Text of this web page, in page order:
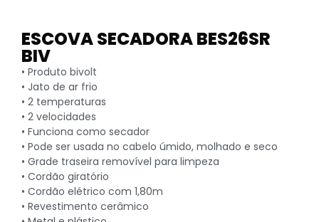
ESCOVA SECADORA BES26SR
BIV
• Produto bivolt
• Jato de ar frio
• 2 temperaturas
• 2 velocidades
• Funciona como secador
• Pode ser usada no cabelo úmido, molhado e seco
• Grade traseira removível para limpeza
• Cordão giratório
• Cordão elétrico com 1,80m
• Revestimento cerâmico